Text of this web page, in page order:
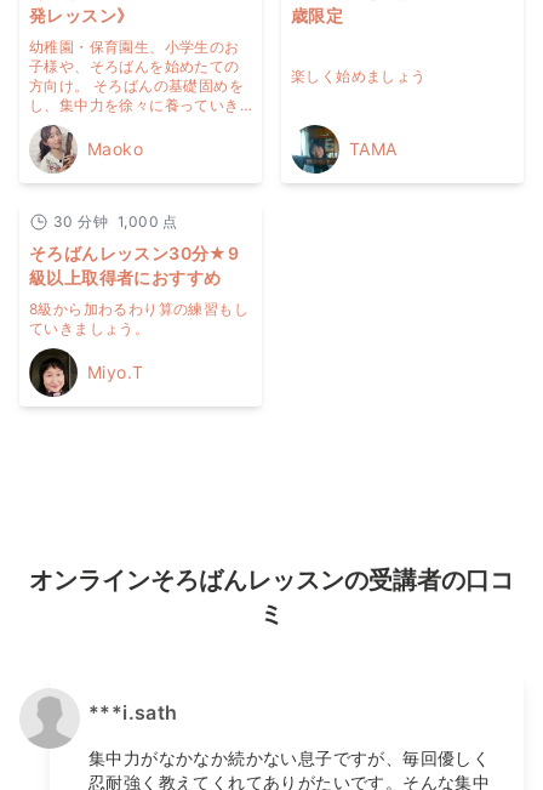
発レッスン》
幼稚園・保育園生、小学生のお
子様や、そろばんを始めたての
方向け。 そろばんの基礎固めを
し、集中力を徐々に養っていき
ます！
Maoko
歳限定
楽しく始めましょう
TAMA
30 分钟 1,000 点
そろばんレッスン30分★9
級以上取得者におすすめ
8級から加わるわり算の練習もし
ていきましょう。
Miyo.T
オンラインそろばんレッスンの受講者の口コ
ミ
***i.sath
集中力がなかなか続かない息子ですが、毎回優しく
忍耐強く教えてくれてありがたいです。そんな集中